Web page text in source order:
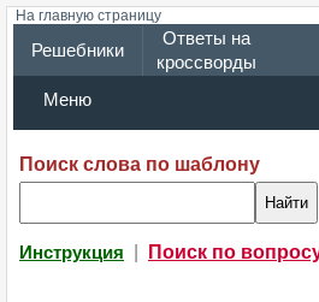
На главную страницу
Решебники
Ответы на
кроссворды
Меню
Поиск слова по шаблону
Инструкция Поиск по